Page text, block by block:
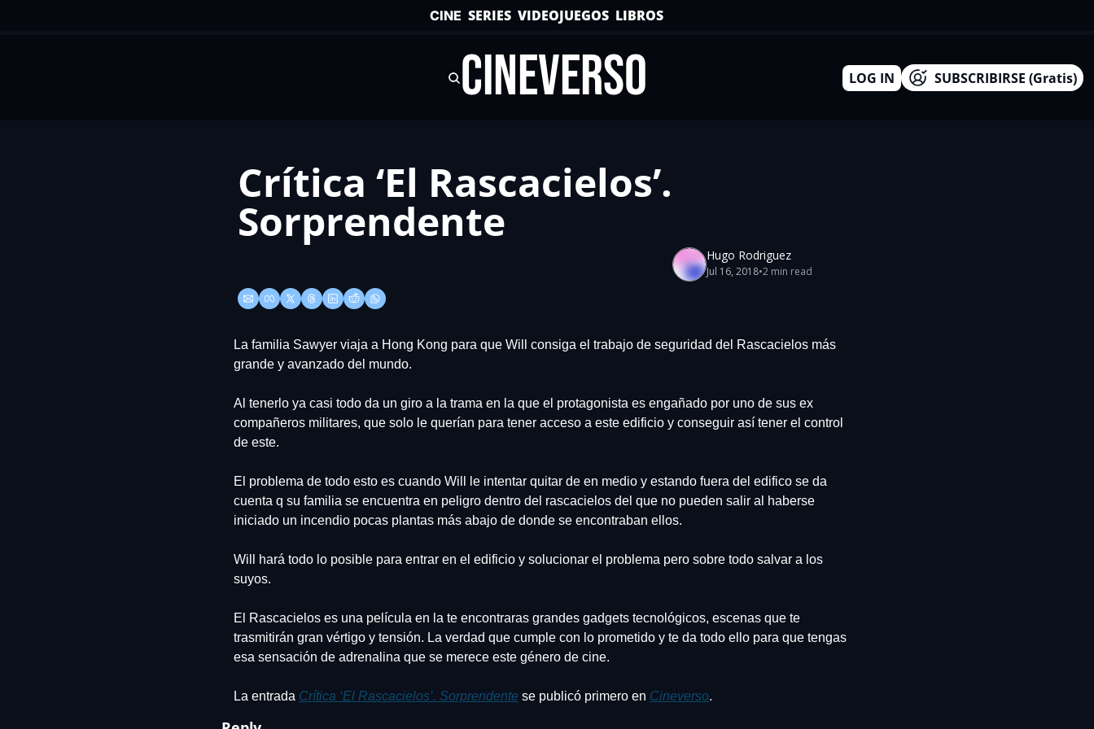
CINE SERIES VIDEOJUEGOS LIBROS
CINEVERSO LOG IN SUBSCRIBIRSE (Gratis)
Crítica ‘El Rascacielos’.
Sorprendente
Hugo Rodriguez
Jul 16, 2018•2 min read
La familia Sawyer viaja a Hong Kong para que Will consiga el trabajo de seguridad del Rascacielos más
grande y avanzado del mundo.
Al tenerlo ya casi todo da un giro a la trama en la que el protagonista es engañado por uno de sus ex
compañeros militares, que solo le querían para tener acceso a este edificio y conseguir así tener el control
de este.
El problema de todo esto es cuando Will le intentar quitar de en medio y estando fuera del edifico se da
cuenta q su familia se encuentra en peligro dentro del rascacielos del que no pueden salir al haberse
iniciado un incendio pocas plantas más abajo de donde se encontraban ellos.
Will hará todo lo posible para entrar en el edificio y solucionar el problema pero sobre todo salvar a los
suyos.
El Rascacielos es una película en la te encontraras grandes gadgets tecnológicos, escenas que te
trasmitirán gran vértigo y tensión. La verdad que cumple con lo prometido y te da todo ello para que tengas
esa sensación de adrenalina que se merece este género de cine.
La entrada Crítica ‘El Rascacielos’. Sorprendente se publicó primero en Cineverso.